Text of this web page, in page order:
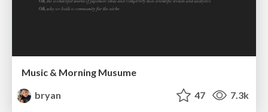
Music & Morning Musume
bryan
47 7.3k